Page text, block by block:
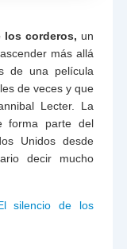
los corderos, un
más allá
de una película
de veces y que
Lecter. La
forma parte del
Unidos desde
decir mucho
silencio de los